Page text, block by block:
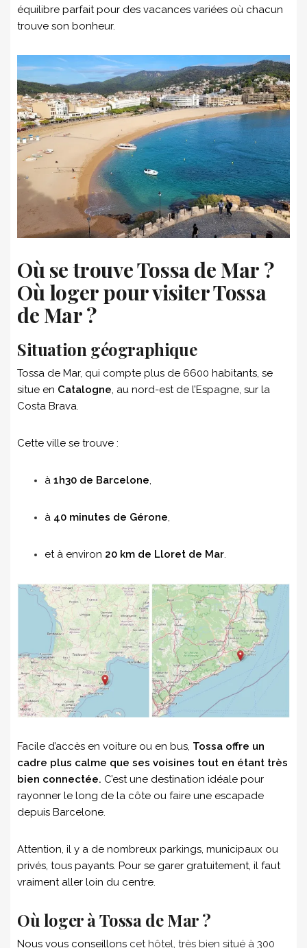
équilibre parfait pour des vacances variées où chacun
trouve son bonheur.
Où se trouve Tossa de Mar ?
Où loger pour visiter Tossa
de Mar ?
Situation géographique
Tossa de Mar, qui compte plus de 6600 habitants, se
situe en Catalogne, au nord-est de l’Espagne, sur la
Costa Brava.
Cette ville se trouve :
à 1h30 de Barcelone,
à 40 minutes de Gérone,
et à environ 20 km de Lloret de Mar.
Facile d’accès en voiture ou en bus, Tossa offre un
cadre plus calme que ses voisines tout en étant très
bien connectée. C’est une destination idéale pour
rayonner le long de la côte ou faire une escapade
depuis Barcelone.
Attention, il y a de nombreux parkings, municipaux ou
privés, tous payants. Pour se garer gratuitement, il faut
vraiment aller loin du centre.
Où loger à Tossa de Mar ?
Nous vous conseillons cet hôtel, très bien situé à 300